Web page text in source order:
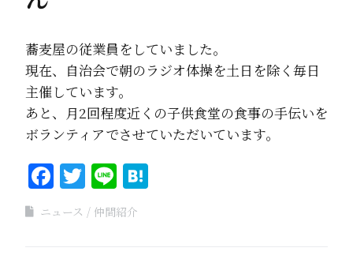
蕎麦屋の従業員をしていました。
現在、自治会で朝のラジオ体操を土日を除く毎日
主催しています。
あと、月2回程度近くの子供食堂の食事の手伝いを
ボランティアでさせていただいています。
Facebook
Twitter
Line
ニュース 仲間紹介